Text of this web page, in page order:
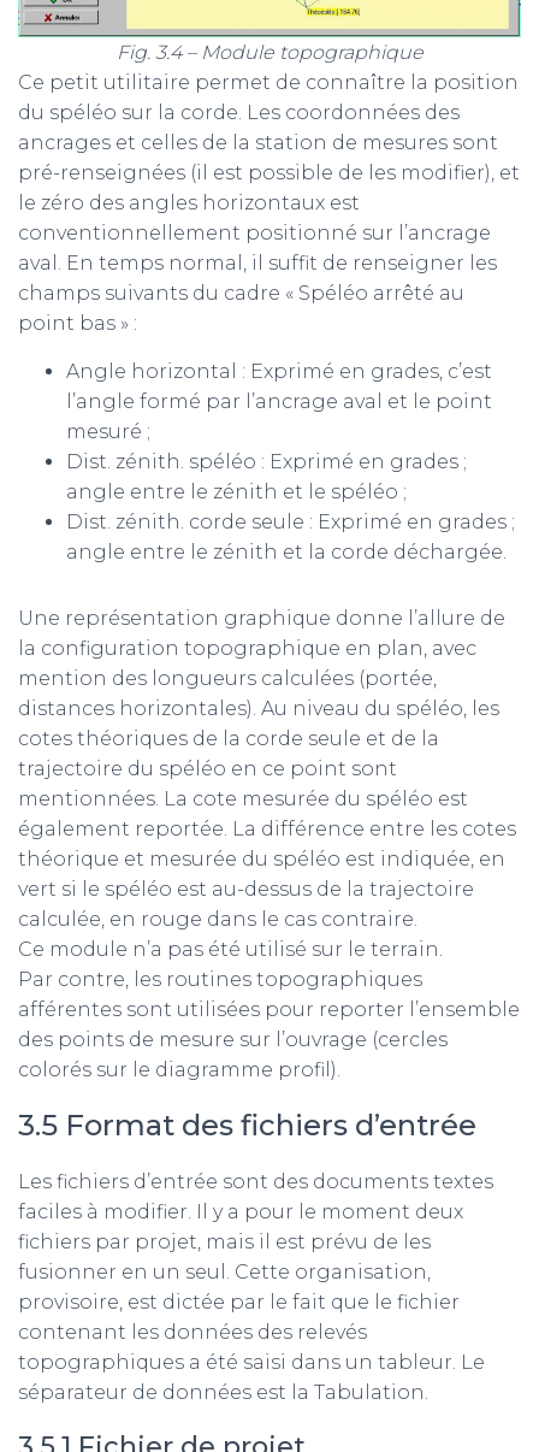
Fig. 3.4 – Module topographique
Ce petit utilitaire permet de connaître la position
du spéléo sur la corde. Les coordonnées des
ancrages et celles de la station de mesures sont
pré-renseignées (il est possible de les modifier), et
le zéro des angles horizontaux est
conventionnellement positionné sur l’ancrage
aval. En temps normal, il suffit de renseigner les
champs suivants du cadre « Spéléo arrêté au
point bas » :
Angle horizontal : Exprimé en grades, c’est
l’angle formé par l’ancrage aval et le point
mesuré ;
Dist. zénith. spéléo : Exprimé en grades ;
angle entre le zénith et le spéléo ;
Dist. zénith. corde seule : Exprimé en grades ;
angle entre le zénith et la corde déchargée.
Une représentation graphique donne l’allure de
la configuration topographique en plan, avec
mention des longueurs calculées (portée,
distances horizontales). Au niveau du spéléo, les
cotes théoriques de la corde seule et de la
trajectoire du spéléo en ce point sont
mentionnées. La cote mesurée du spéléo est
également reportée. La différence entre les cotes
théorique et mesurée du spéléo est indiquée, en
vert si le spéléo est au-dessus de la trajectoire
calculée, en rouge dans le cas contraire.
Ce module n’a pas été utilisé sur le terrain.
Par contre, les routines topographiques
afférentes sont utilisées pour reporter l’ensemble
des points de mesure sur l’ouvrage (cercles
colorés sur le diagramme profil).
3.5 Format des fichiers d’entrée
Les fichiers d’entrée sont des documents textes
faciles à modifier. Il y a pour le moment deux
fichiers par projet, mais il est prévu de les
fusionner en un seul. Cette organisation,
provisoire, est dictée par le fait que le fichier
contenant les données des relevés
topographiques a été saisi dans un tableur. Le
séparateur de données est la Tabulation.